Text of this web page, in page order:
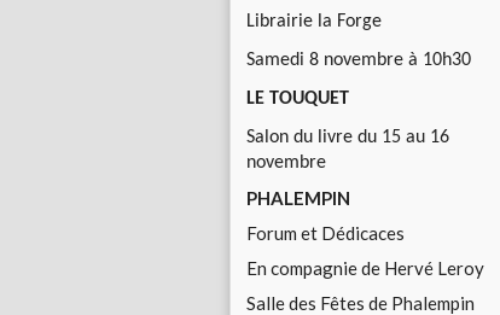
Librairie la Forge
Samedi 8 novembre à 10h30
LE TOUQUET
Salon du livre du 15 au 16
novembre
PHALEMPIN
Forum et Dédicaces
En compagnie de Hervé Leroy
Salle des Fêtes de Phalempin